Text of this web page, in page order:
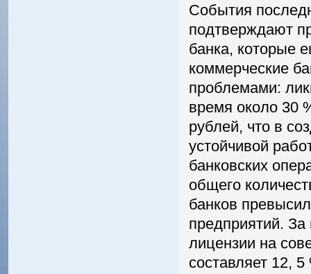
События
подтверждают
банка, которые
коммерческие
проблемами:
время около 30
рублей, что в
устойчивой
банковских
общего
банков
предприятий.
лицензии на
составляет 12,